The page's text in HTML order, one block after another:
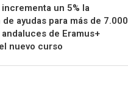
un 5% la
ayudas para más de 7.000
de Eramus+
nuevo curso